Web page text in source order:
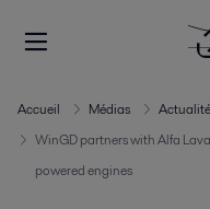
Accueil Médias
WinGD partners with Alfa
powered engines